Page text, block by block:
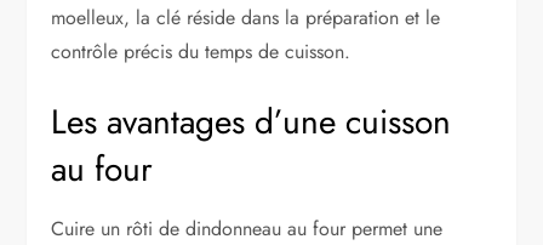
moelleux, la clé réside dans la préparation et le
contrôle précis du temps de cuisson.
Les avantages d’une cuisson
au four
Cuire un rôti de dindonneau au four permet une